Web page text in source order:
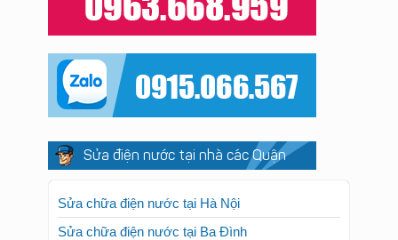
Sửa điện nước tại nhà các Quận
Sửa chữa điện nước tại Hà Nội
Sửa chữa điện nước tại Ba Đình